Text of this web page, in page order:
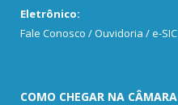
Eletrônico:
Fale Conosco / Ouvidoria / e-SIC
COMO CHEGAR NA CÂMARA